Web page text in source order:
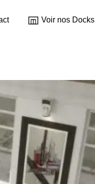
Voir nos Docks